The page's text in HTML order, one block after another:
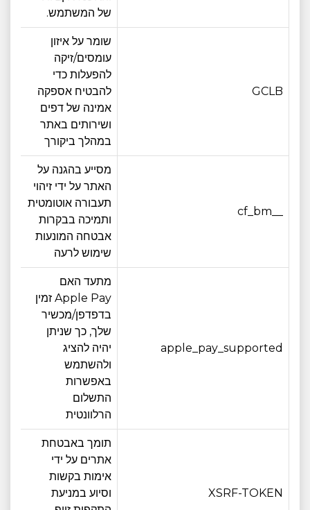
של המשתמש.
GCLB
שומר על איזון
עומסים/זיקה
להפעלות כדי
להבטיח אספקה ​​
אמינה של דפים
ושירותים באתר
במהלך ביקורך
מסייע בהגנה על
האתר על ידי זיהוי
תעבורה אוטומטית
ותמיכה בבקרות
אבטחה המונעות
שימוש לרעה
apple_pay_supported
מתעד האם
Apple Pay זמין
בדפדפן/מכשיר
שלך, כך שניתן
יהיה להציג
ולהשתמש
באפשרות
התשלום
הרלוונטית
XSRF-TOKEN
תומך באבטחת
אתרים על ידי
אימות בקשות
וסיוע במניעת